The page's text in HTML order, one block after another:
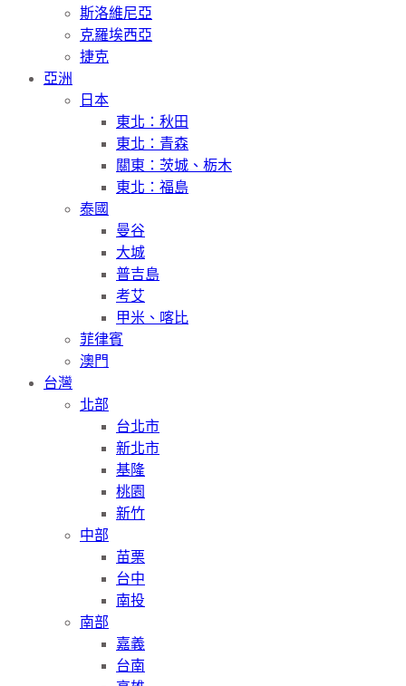
斯洛維尼亞
克羅埃西亞
捷克
亞洲
日本
東北：秋田
東北：青森
關東：茨城、栃木
東北：福島
泰國
曼谷
大城
普吉島
考艾
甲米、喀比
菲律賓
澳門
台灣
北部
台北市
新北市
基隆
桃園
新竹
中部
苗栗
台中
南投
南部
嘉義
台南